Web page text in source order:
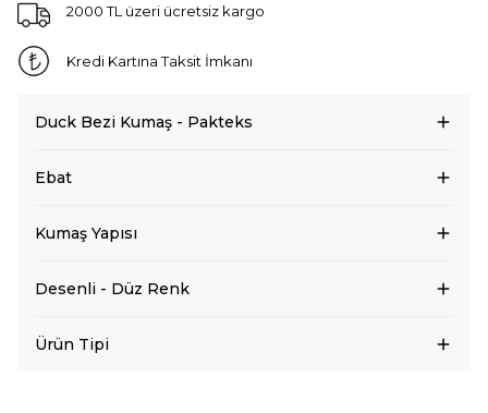
2000 TL üzeri ücretsiz kargo
Kredi Kartına Taksit İmkanı
Duck Bezi Kumaş - Pakteks
Ebat
Kumaş Yapısı
Desenli - Düz Renk
Ürün Tipi